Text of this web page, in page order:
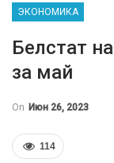
ЭКОНОМИКА
Белстат
за май
On Июн 26, 2023
114